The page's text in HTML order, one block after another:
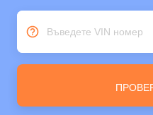
Въведете VIN номер